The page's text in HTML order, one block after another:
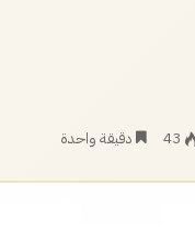
43 دقيقة واحدة